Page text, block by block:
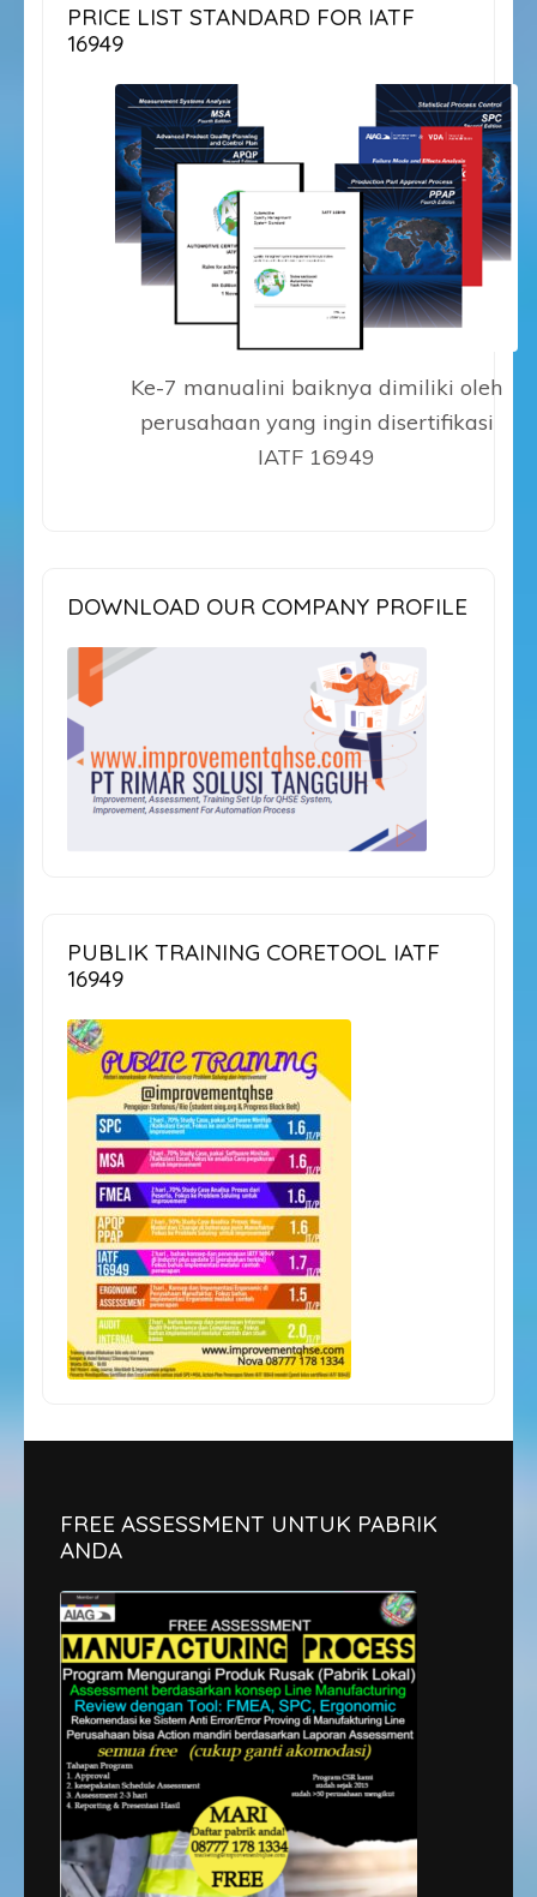
PRICE LIST STANDARD FOR IATF
16949
Ke-7 manualini baiknya dimiliki oleh
perusahaan yang ingin disertifikasi
IATF 16949
DOWNLOAD OUR COMPANY PROFILE
PUBLIK TRAINING CORETOOL IATF
16949
FREE ASSESSMENT UNTUK PABRIK
ANDA